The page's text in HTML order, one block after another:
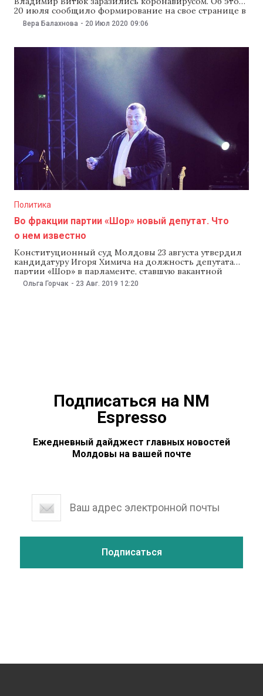
20 июля сообщило формирование на свое странице в
Facebook, отметив, что оба народных избранника
изолировались и лечатся дома. Также в партии «Шор»
плохо себя чувствуют, поэтому сегодня вся фракция
Вера Балахнова - 20 Июл 2020 09:06
Политика
Во фракции партии «Шор» новый депутат. Что
о нем известно
Конституционный суд Молдовы 23 августа утвердил
кандидатуру Игоря Химича на должность депутата
партии «Шор» в парламенте, ставшую вакантной
после ухода Марии Албот. Об этом сообщается на
сайте партии «Шор». Игорь Химич заявил после
Ольга Горчак - 23 Авг. 2019 12:20
Подписаться на NM
Espresso
Ежедневный дайджест главных новостей
Молдовы на вашей почте